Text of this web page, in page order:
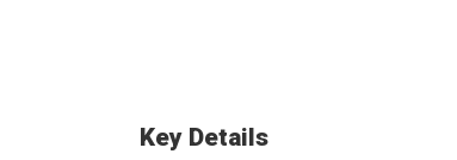
Key Details